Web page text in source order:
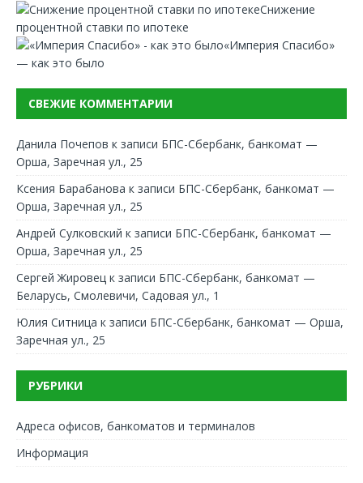
Снижение
процентной ставки по ипотеке
«Империя Спасибо»
— как это было
СВЕЖИЕ КОММЕНТАРИИ
Данила Почепов к записи БПС-Сбербанк, банкомат —
Орша, Заречная ул., 25
Ксения Барабанова к записи БПС-Сбербанк, банкомат —
Орша, Заречная ул., 25
Андрей Сулковский к записи БПС-Сбербанк, банкомат —
Орша, Заречная ул., 25
Сергей Жировец к записи БПС-Сбербанк, банкомат —
Беларусь, Смолевичи, Садовая ул., 1
Юлия Ситница к записи БПС-Сбербанк, банкомат — Орша,
Заречная ул., 25
РУБРИКИ
Адреса офисов, банкоматов и терминалов
Информация